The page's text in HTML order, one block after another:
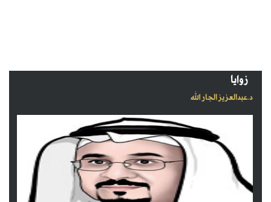
زوايا
د.عبدالعزيز الجار الله